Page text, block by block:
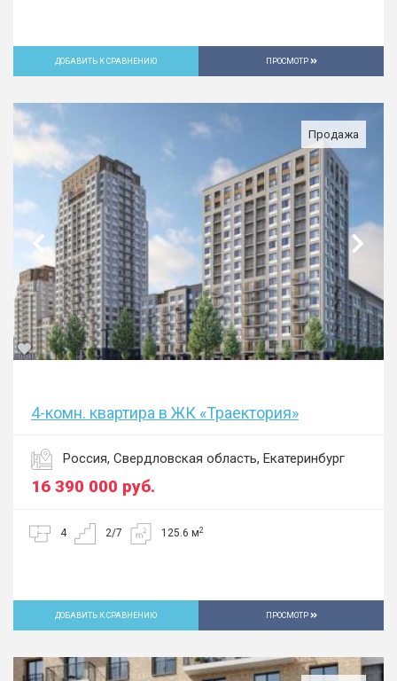
ДОБАВИТЬ К СРАВНЕНИЮ ПРОСМОТР
Продажа
4-комн. квартира в ЖК «Траектория»
Россия, Свердловская область, Екатеринбург
16 390 000 руб.
4 2/7 125.6 м2
ДОБАВИТЬ К СРАВНЕНИЮ ПРОСМОТР